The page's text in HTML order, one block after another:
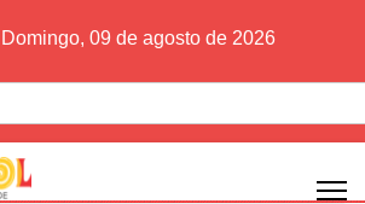
09 de agosto de 2026